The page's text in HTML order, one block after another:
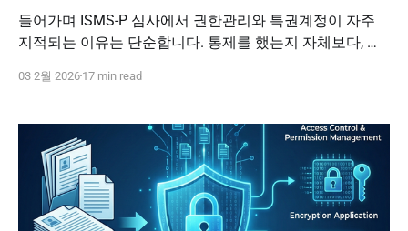
들어가며 ISMS-P 심사에서 권한관리와 특권계정이 자주
지적되는 이유는 단순합니다. 통제를 했는지 자체보다, 통
우하기 때문입니다. 특히 ISMS-P 2.5(인증 및 권한관리) 영
기 검토까지 책임추적성으로 보여줘야 합니다. 이 글은 권
한관리 준비를 문서
03 2월 2026 17 min read